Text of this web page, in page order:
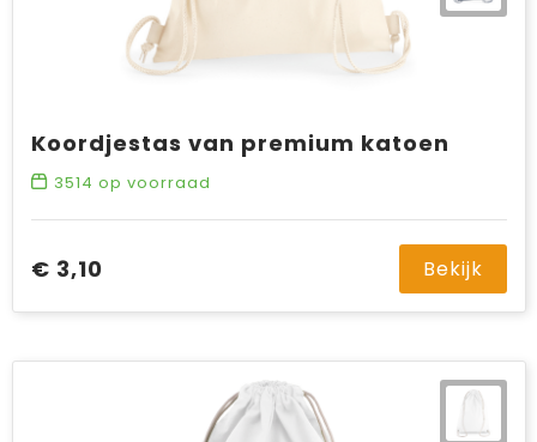
Koordjestas van premium katoen
3514 op voorraad
€ 3,10 Bekijk